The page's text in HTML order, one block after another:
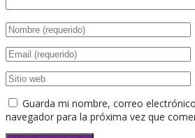
Guarda mi nombre, correo
navegador para la próxima vez que